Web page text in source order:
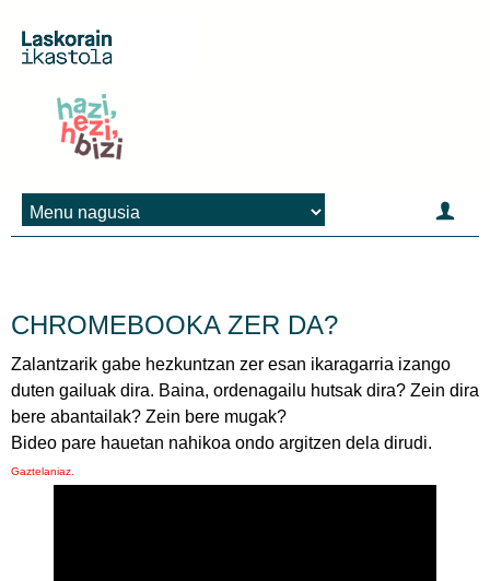
CHROMEBOOKA ZER DA?
Zalantzarik gabe hezkuntzan zer esan ikaragarria izango
duten gailuak dira. Baina, ordenagailu hutsak dira? Zein dira
bere abantailak? Zein bere mugak?
Bideo pare hauetan nahikoa ondo argitzen dela dirudi.
Gaztelaniaz.